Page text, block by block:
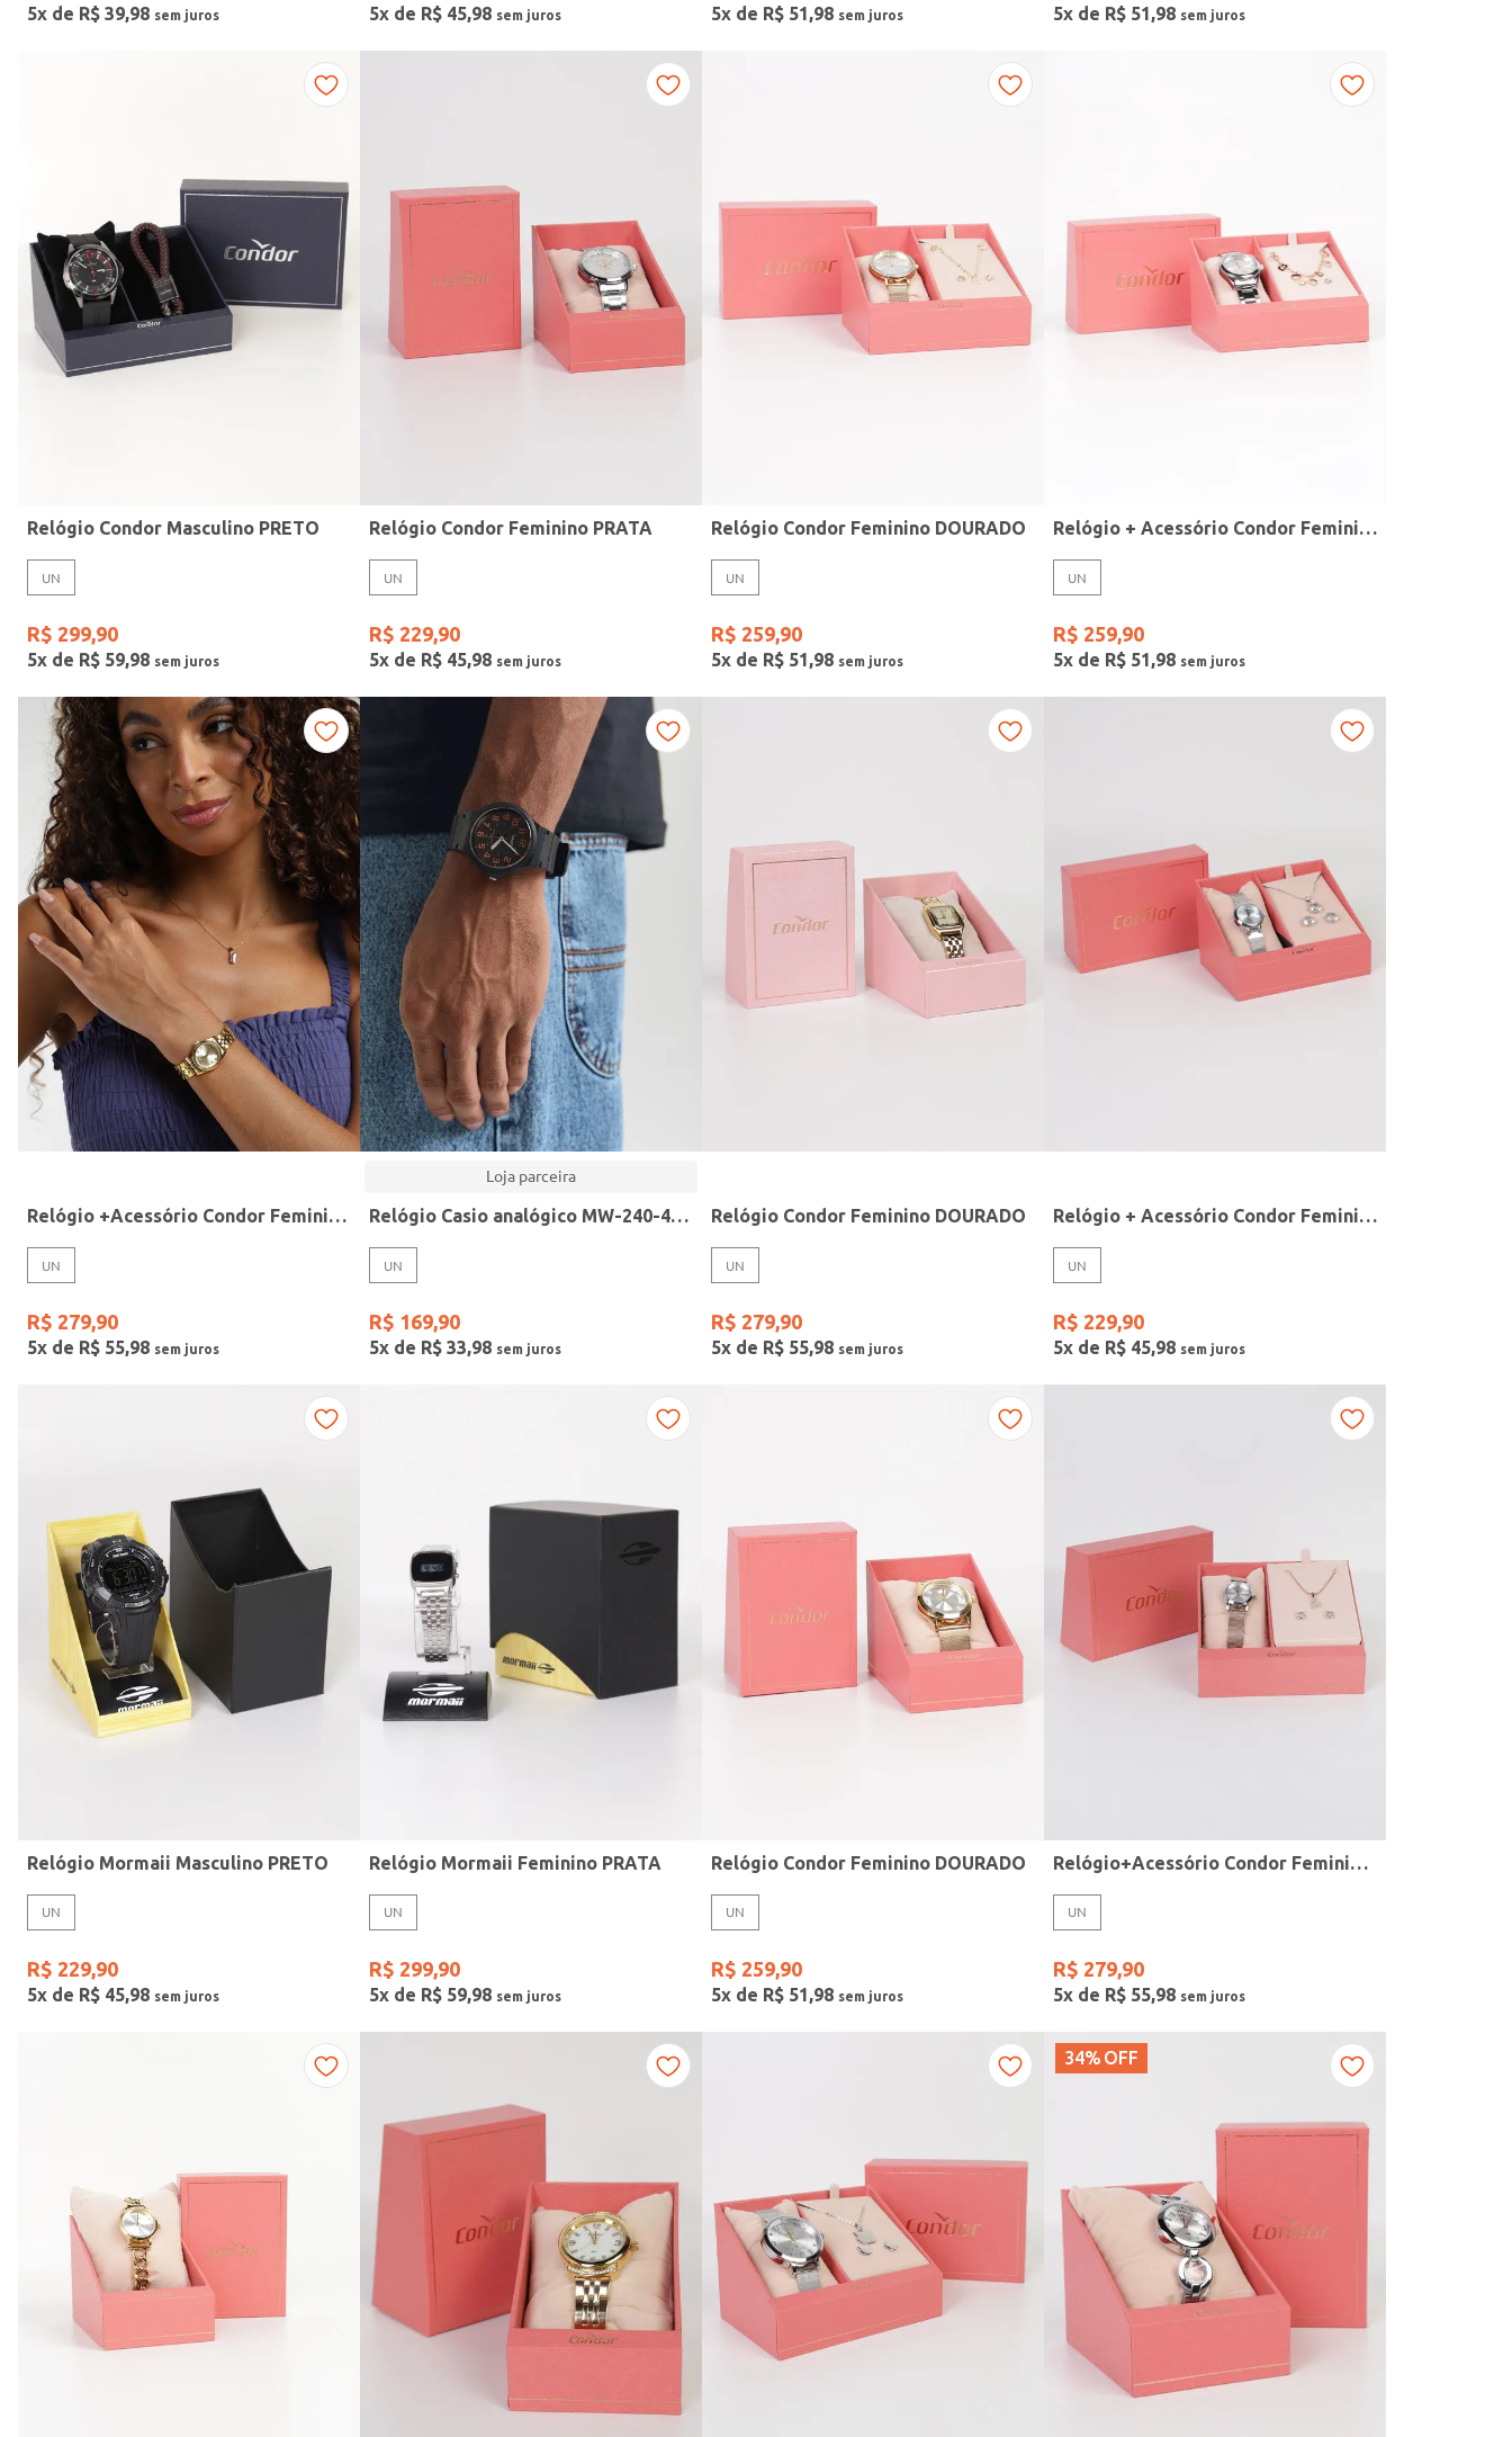
Modelo
Modelo de Pulseira
Vendido Por
5x de R$ 39,98 5x de R$ 45,98 5x de R$ 51,98 5x de R$ 51,98
Relógio Condor Masculino PRETO
UN
R$ 299,90
5x de R$ 59,98
Relógio Condor Feminino PRATA
UN
R$ 229,90
5x de R$ 45,98
Relógio Condor Feminino DOURADO
UN
R$ 259,90
5x de R$ 51,98
Relógio + Acessório Condor Feminino PRATA
UN
R$ 259,90
5x de R$ 51,98
Relógio +Acessório Condor Feminino DOURADO
UN
R$ 279,90
5x de R$ 55,98
Loja parceira
Relógio Casio analógico MW-240-4BVDF-SC
UN
R$ 169,90
5x de R$ 33,98
Relógio Condor Feminino DOURADO
UN
R$ 279,90
5x de R$ 55,98
Relógio + Acessório Condor Feminino PRATA
UN
R$ 229,90
5x de R$ 45,98
Relógio Mormaii Masculino PRETO
UN
R$ 229,90
5x de R$ 45,98
Relógio Mormaii Feminino PRATA
UN
R$ 299,90
5x de R$ 59,98
Relógio Condor Feminino DOURADO
UN
R$ 259,90
5x de R$ 51,98
Relógio+Acessório Condor Feminino ROSE
UN
R$ 279,90
5x de R$ 55,98
34% OFF